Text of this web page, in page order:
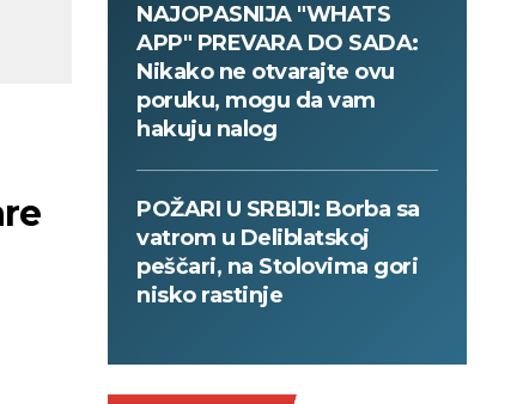
NAJOPASNIJA "WHATS
APP" PREVARA DO SADA:
Nikako ne otvarajte ovu
poruku, mogu da vam
hakuju nalog
POŽARI U SRBIJI: Borba sa
vatrom u Deliblatskoj
peščari, na Stolovima gori
nisko rastinje